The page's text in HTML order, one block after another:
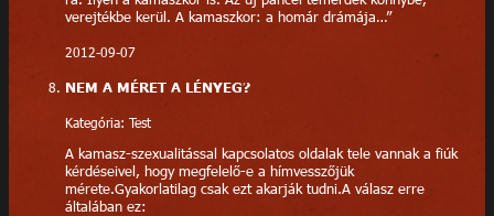
verejtékbe kerül. A kamaszkor: a homár drámája…”
2012-09-07
NEM A MÉRET A LÉNYEG?
Kategória: Test
A kamasz-szexualitással kapcsolatos oldalak tele vannak a fiúk
kérdéseivel, hogy megfelelő-e a hímvesszőjük
mérete.Gyakorlatilag csak ezt akarják tudni.A válasz erre
általában ez: